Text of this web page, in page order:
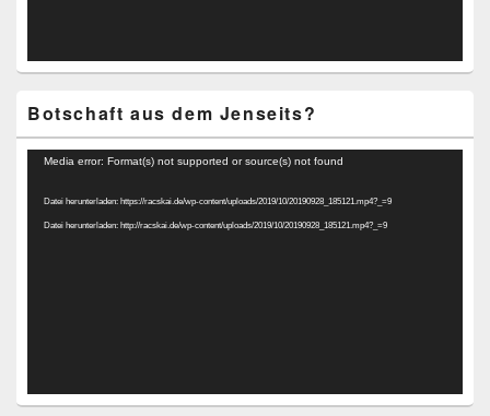
Botschaft aus dem Jenseits?
Video-
Media error: Format(s) not supported or source(s) not found
Datei herunterladen: https://racskai.de/wp-content/uploads/2019/10/20190928_185121.mp4?_=9
Datei herunterladen: http://racskai.de/wp-content/uploads/2019/10/20190928_185121.mp4?_=9